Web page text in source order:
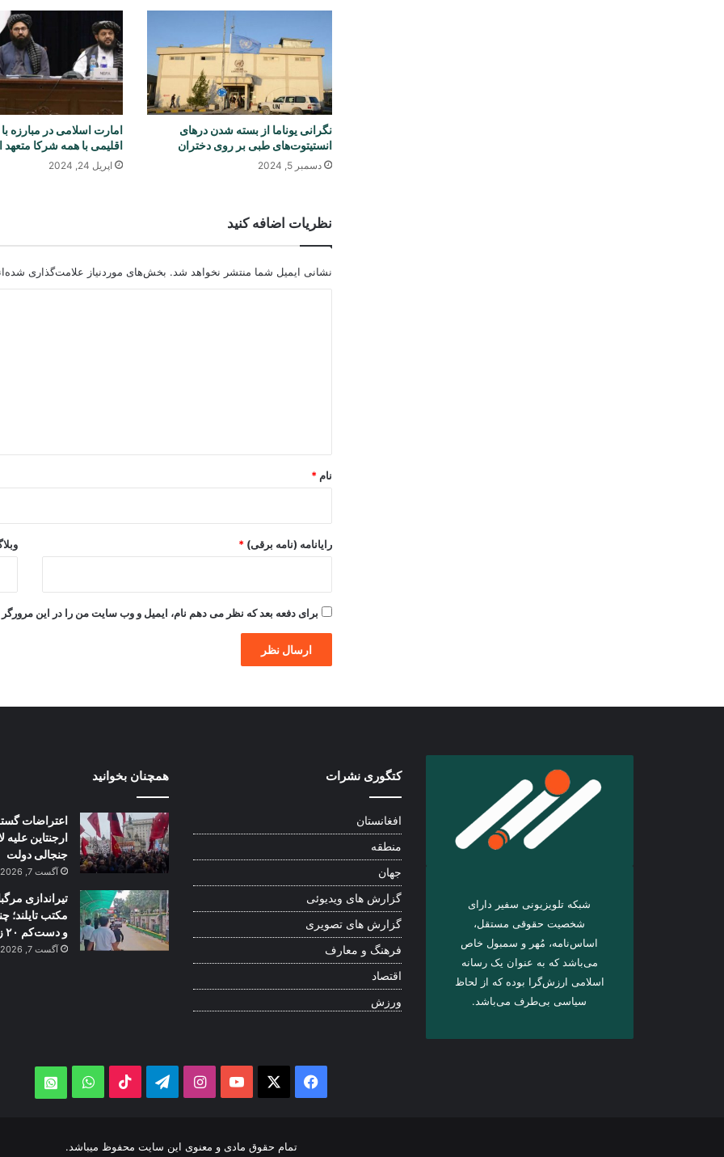
نگرانی یوناما از بسته شدن درهای
انستیتوت‌های طبی بر روی دختران
دسمبر 5, 2024
امارت اسلامی در مبارزه
اقلیمی با همه شرکا
اپریل 24, 2024
نظریات اضافه کنید
نشانی ایمیل شما منتشر نخواهد شد. بخش‌های موردنیاز علامت‌گذاری
نام *
رایانامه (نامه برقی) *
برای دفعه بعد که نظر می دهم نام، ایمیل و وب سایت من را در این مرورگر
شبکه تلویزیونی سفیر دارای
شخصیت حقوقی مستقل،
اساس‌نامه، مُهر و سمبول خاص
می‌باشد که به عنوان یک رسانه
اسلامی ارزش‌گرا بوده که از لحاظ
سیاسی بی‌طرف می‌باشد.
کتگوری نشرات
افغانستان
منطقه
جهان
گزارش های ویدیوئی
گزارش های تصویری
فرهنگ و معارف
اقتصاد
ورزش
همچنان بخوانید
اعتراضات
ارجنتاین علیه
جنجالی دولت
آگست 7, 2026
تیراندازی
مکتب تایلند؛
و دست‌کم ۲۰ زخمی
آگست 7, 2026
Facebook
YouTube
Instagram
Telegram
TikTok
WhatsApp
تمام حقوق مادی و معنوی این سایت محفوظ میباشد.